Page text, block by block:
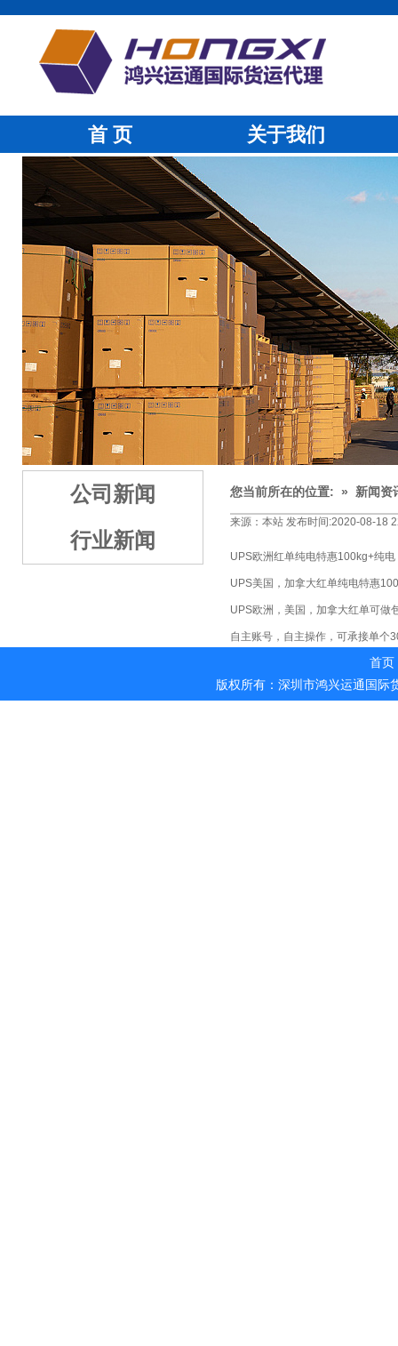
首 页 关于我们
2 3
公司新闻
行业新闻
您当前所在的位置: » 新闻资
来源：本站 发布时间:2020-08-18
UPS欧洲红单纯电特惠100kg+纯
UPS美国，加拿大红单纯电特惠
UPS欧洲，美国，加拿大红单可做
自主账号，自主操作，可承接单个
首页
版权所有：深圳市鸿兴运通国